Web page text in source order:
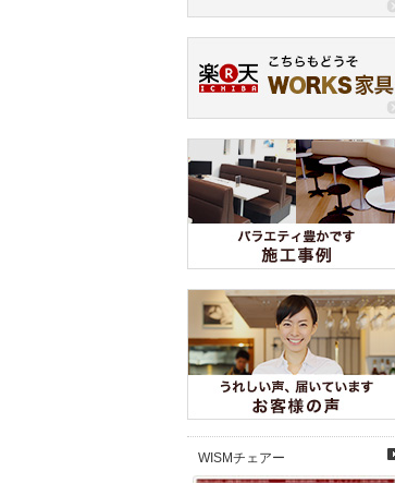
WISMチェアー